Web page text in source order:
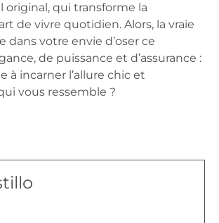
original, qui transforme la
de vivre quotidien. Alors, la vraie
dans votre envie d’oser ce
de puissance et d’assurance :
à incarner l’allure chic et
vous ressemble ?